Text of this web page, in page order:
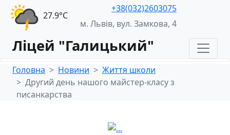
27.9°С
+38(032)2603075
м. Львів, вул. Замкова, 4
Ліцей "Галицький"
Головна Новини
Життя школи
Другий день нашого майстер-класу з
писанкарства